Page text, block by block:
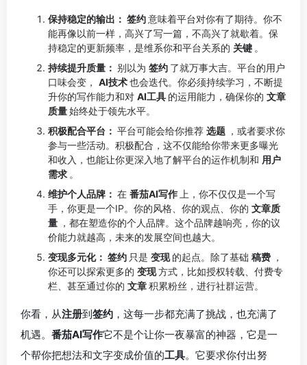
保持稳定的输出： 签约意味着平台对你有了期待。你不
能再像以前一样，高兴了写一篇，不高兴了就歇着。保
持稳定的更新频率，是维系你和平台关系的 关键 。
持续提升质量： 别以为 签约 了就万事大吉。平台的用户
口味会变， AI技术也会迭代。你必须持续学习，不断提
升你的写作能力和对 AI工具 的运用能力，确保你的 文章
质量始终处于领先水平。
积极配合平台： 平台可能会给你推荐 选题 ，或者要求你
参与一些活动。积极配合，这不仅能给你带来更多曝光
和收入，也能让你更深入地了解平台的运作机制和 用户
需求 。
维护个人品牌： 在 番茄AI写作 上，你不仅仅是一个写
手，你更是一个IP。你的风格、你的观点、你的 文章质
量 ，都在塑造你的个人品牌。这个品牌越响亮，你的议
价能力就越高，未来的发展空间也越大。
变现多元化： 签约 只是 变现的起点。除了基础 稿费 ，
你还可以探索更多的 变现方式，比如授权转载、付费专
栏、甚至通过你的 文章积累粉丝，进行社群运营。
你看，从注册到签约 ，这每一步都充满了挑战，也充满了
机遇。 番茄AI写作它不是个让你一夜暴富的神器，它是一
个帮你把想法和文字变成价值的工具。它要求你付出努